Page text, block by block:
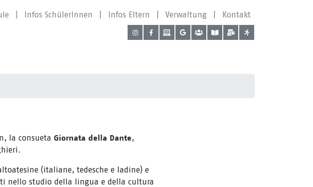
Infos SchülerInnen Infos Eltern Verwaltung Kontakt
la consueta Giornata della Dante,
(italiane, tedesche e ladine) e
nello studio della lingua e della cultura